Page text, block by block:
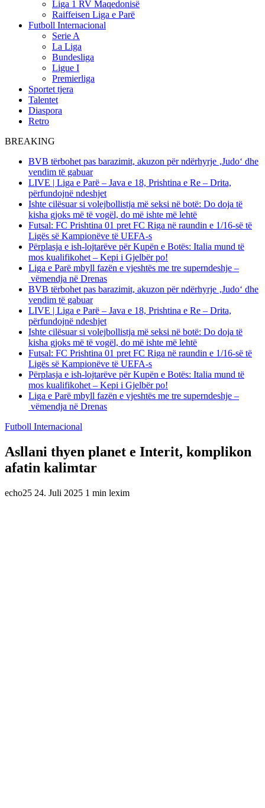
Liga 1 RV Maqedonisë
Raiffeisen Liga e Parë
Futboll Internacional
Serie A
La Liga
Bundesliga
Ligue I
Premierliga
Sportet tjera
Talentet
Diaspora
Retro
BREAKING
BVB tërbohet pas barazimit, akuzon për ndërhyrje ‚Judo‘ dhe
vendim të gabuar
LIVE | Liga e Parë – Java e 18, Prishtina e Re – Drita,
përfundojnë ndeshjet
Ishte cilësuar si volejbollistja më seksi në botë: Do doja të
kisha gjoks më të vogël, do më ishte më lehtë
Futsal: FC Prishtina 01 pret FC Riga në raundin e 1/16-së të
Ligës së Kampionëve të UEFA-s
Përplasja e ish-lojtarëve për Kupën e Botës: Italia mund të
mos kualifikohet – Kepi i Gjelbër po!
Liga e Parë mbyll fazën e vjeshtës me tre superndeshje –
vëmendja në Drenas
BVB tërbohet pas barazimit, akuzon për ndërhyrje ‚Judo‘ dhe
vendim të gabuar
LIVE | Liga e Parë – Java e 18, Prishtina e Re – Drita,
përfundojnë ndeshjet
Ishte cilësuar si volejbollistja më seksi në botë: Do doja të
kisha gjoks më të vogël, do më ishte më lehtë
Futsal: FC Prishtina 01 pret FC Riga në raundin e 1/16-së të
Ligës së Kampionëve të UEFA-s
Përplasja e ish-lojtarëve për Kupën e Botës: Italia mund të
mos kualifikohet – Kepi i Gjelbër po!
Liga e Parë mbyll fazën e vjeshtës me tre superndeshje –
vëmendja në Drenas
Futboll Internacional
Asllani thyen planet e Interit, komplikon
afatin kalimtar
echo25 24. Juli 2025 1 min lexim